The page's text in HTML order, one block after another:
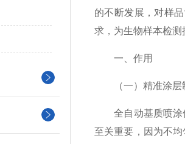
的不断发展，对样
求，为生物样本检
一、作用
（一）精准涂层
全自动基质喷涂仪
至关重要，因为不